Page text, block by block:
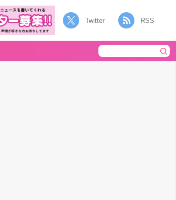
Twitter RSS